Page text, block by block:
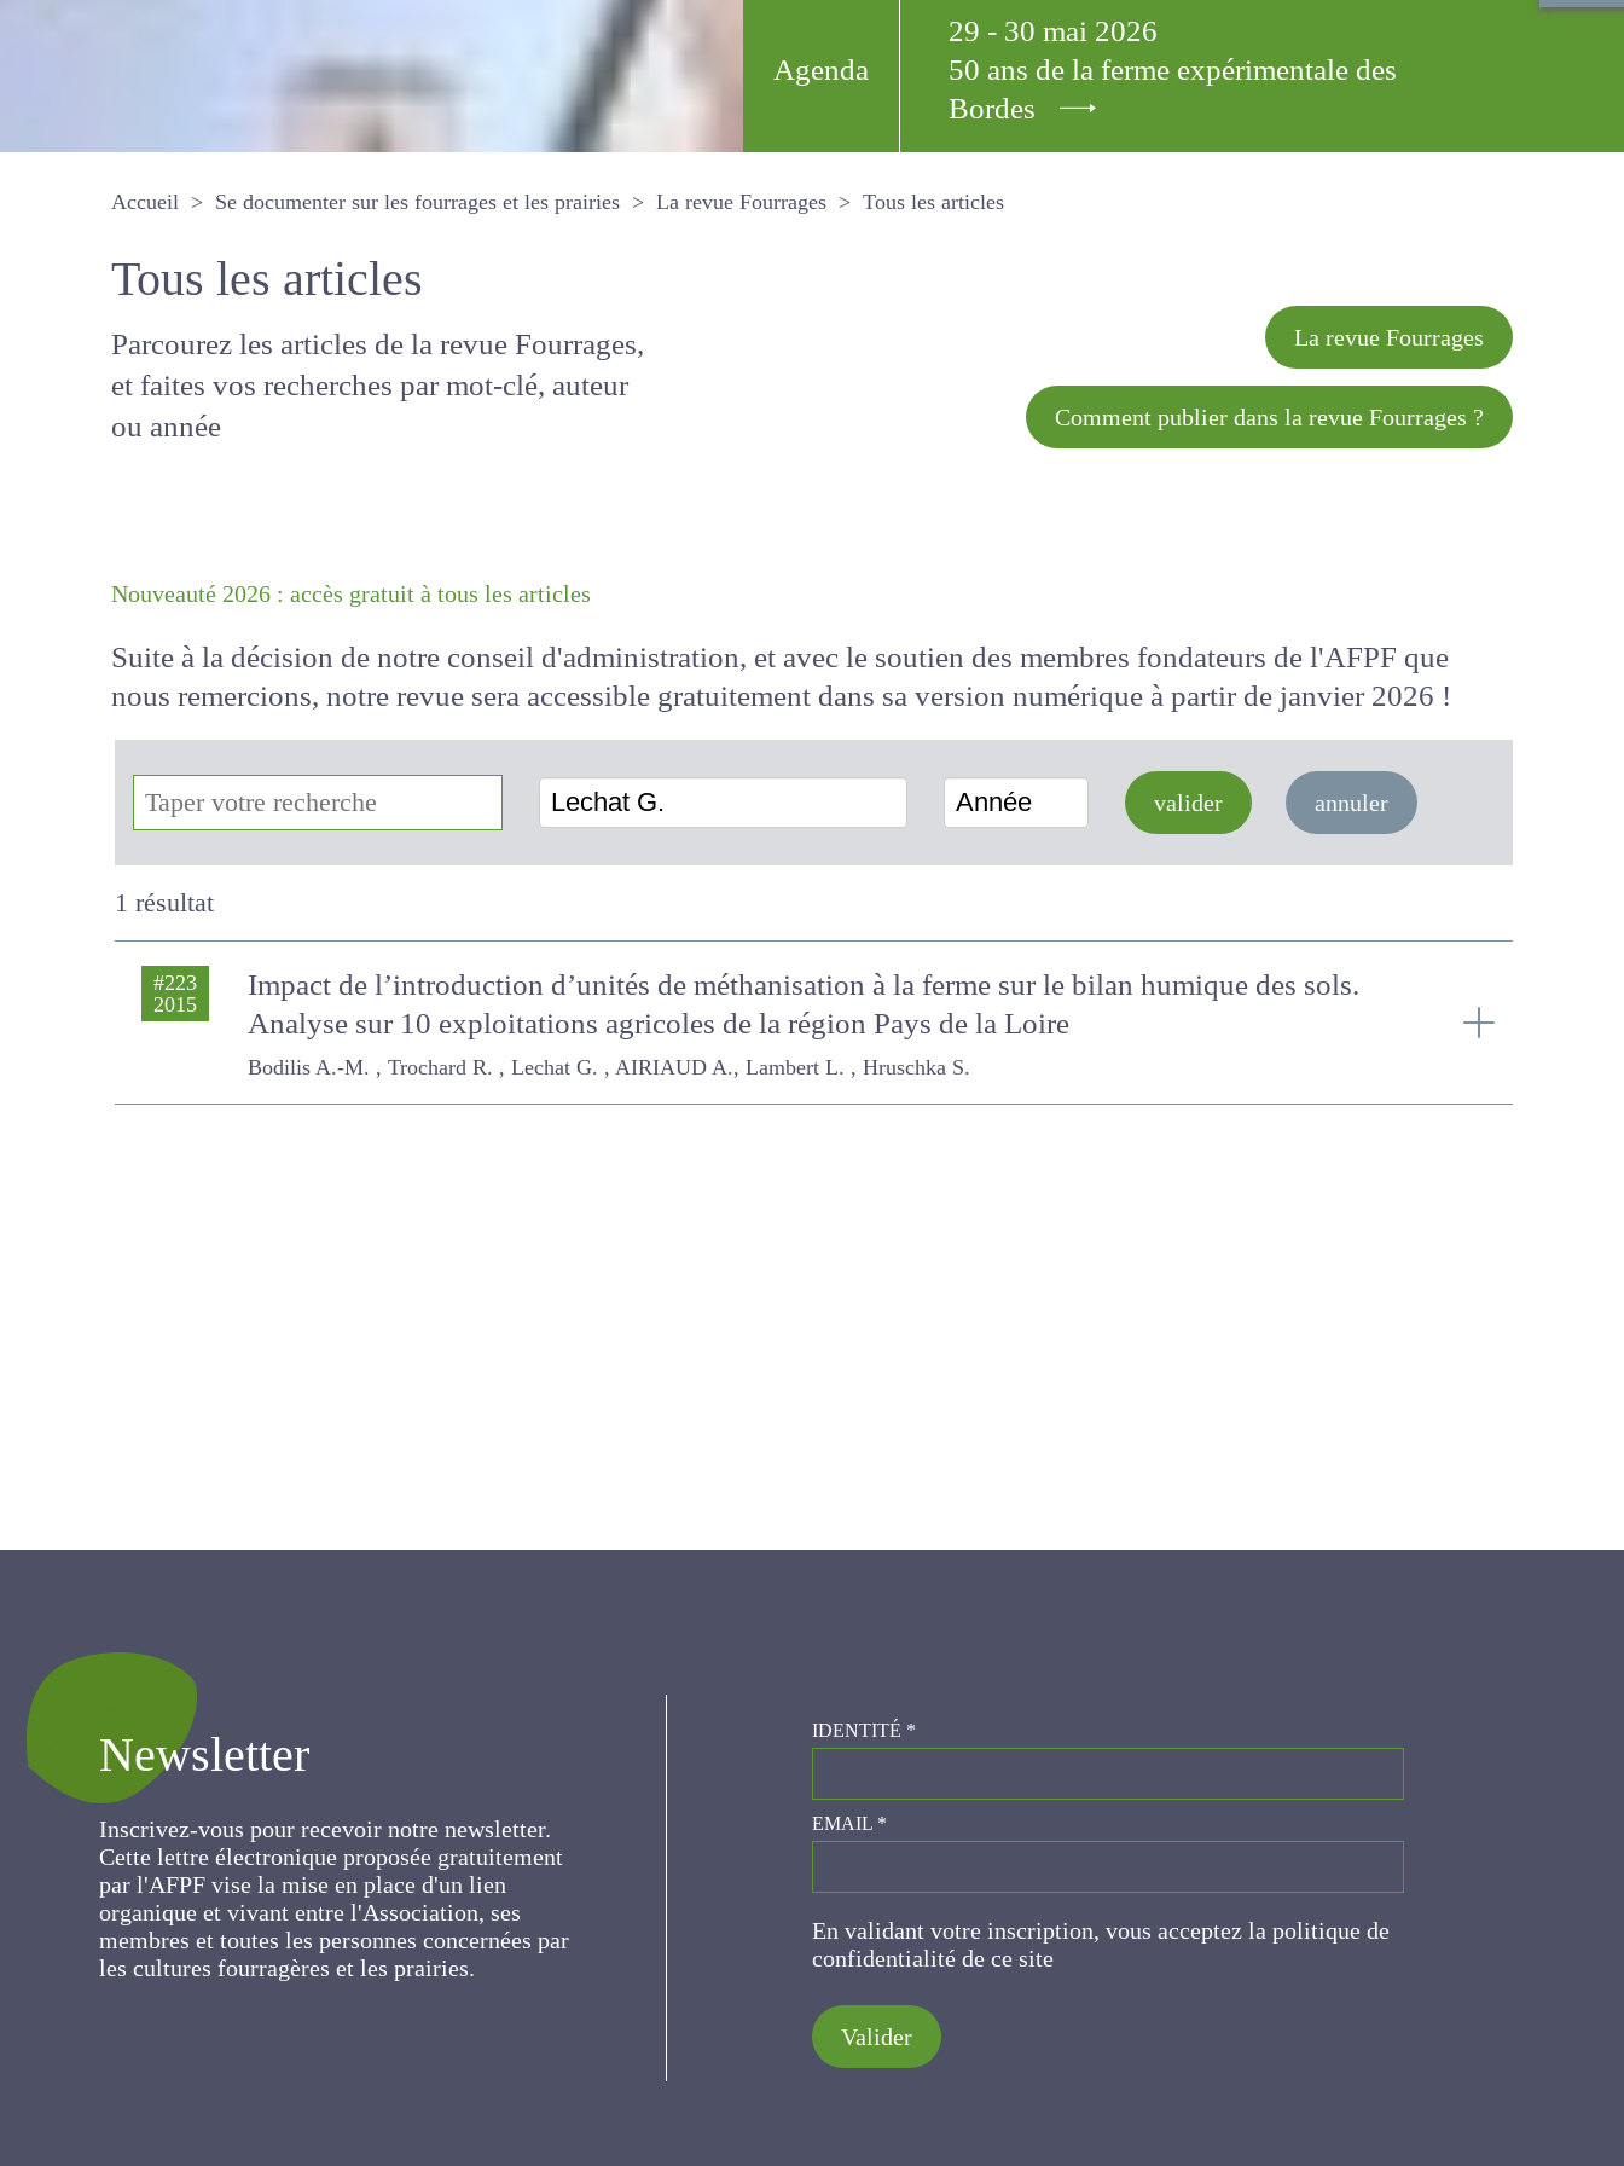
Agenda
29 - 30 mai 2026
50 ans de la ferme expérimentale des
Bordes
Accueil Se documenter sur les fourrages et les prairies La revue Fourrages Tous les articles
Tous les articles
Parcourez les articles de la revue
Fourrages, et faites vos recherches par
mot-clé, auteur ou année
La revue Fourrages
Comment publier dans la revue Fourrages ?
Suite à la décision de notre conseil d'administration, et avec le soutien des membres fondateurs de l'AFPF que
nous remercions, notre revue sera accessiblegratuitementdans sa version numériqueà partir de janvier 2026
!
Lechat G. Année valider annuler
1 résultat
#223
2015
Impact de l’introduction d’unités de méthanisation à la ferme sur le bilan humique des sols.
Analyse sur 10 exploitations agricoles de la région Pays de la Loire
Bodilis A.-M. , Trochard R. , Lechat G. , AIRIAUD A., Lambert L. , Hruschka S.
Newsletter
Inscrivez-vous pour recevoir notre newsletter.
Cette lettre électronique proposée
gratuitement par l'AFPF vise la mise en place
d'un lien organique et vivant entre
l'Association, ses membres et toutes les
personnes concernées par les cultures
fourragères et les prairies.
IDENTITÉ*
EMAIL*
En validant votre inscription, vous acceptez la politique
de confidentialité de ce site
Valider